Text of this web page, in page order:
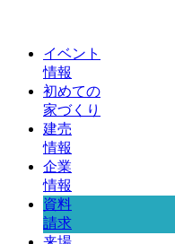
イベント
情報
初めての
家づくり
建売
情報
企業
情報
資料
請求